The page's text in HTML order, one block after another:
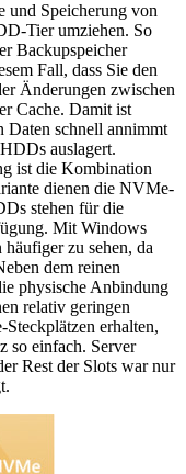
und Speicherung von
Tier umziehen. So
Backupspeicher
Fall, dass Sie den
Änderungen zwischen
Cache. Damit ist
Daten schnell annimmt
auslagert.
ist die Kombination
dienen die NVMe-
stehen für die
Mit Windows
zu sehen, da
dem reinen
physische Anbindung
relativ geringen
erhalten,
so einfach. Server
Rest der Slots war nur